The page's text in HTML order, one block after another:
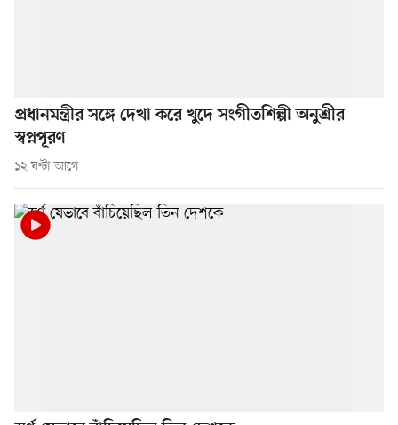
প্রধানমন্ত্রীর সঙ্গে দেখা করে খুদে সংগীতশিল্পী অনুশ্রীর
স্বপ্নপূরণ
১২ ঘণ্টা আগে